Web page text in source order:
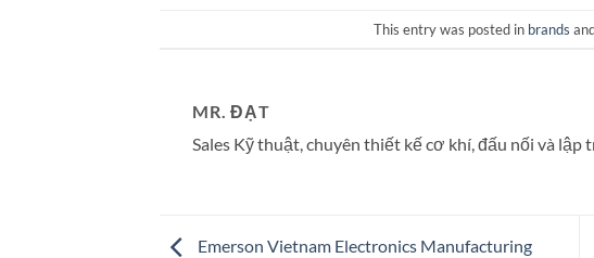
This entry was posted in brands
MR. ĐẠT
Sales Kỹ thuật, chuyên thiết kế cơ khí, đấu nối và lập
Emerson Vietnam Electronics Manufacturing